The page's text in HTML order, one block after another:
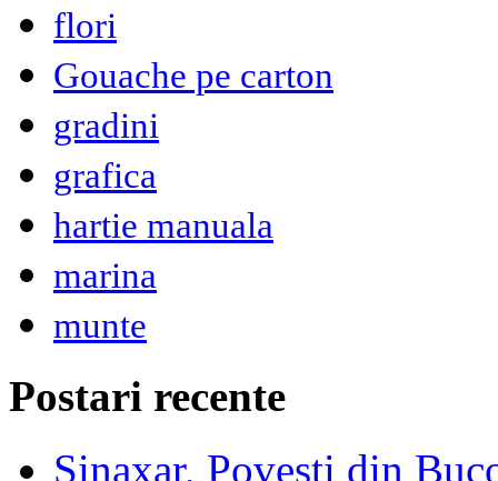
flori
Gouache pe carton
gradini
grafica
hartie manuala
marina
munte
Postari recente
Sinaxar, Povesti din